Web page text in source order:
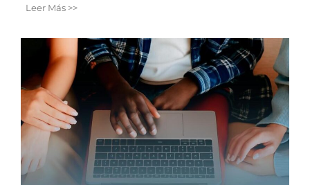
Leer Más >>